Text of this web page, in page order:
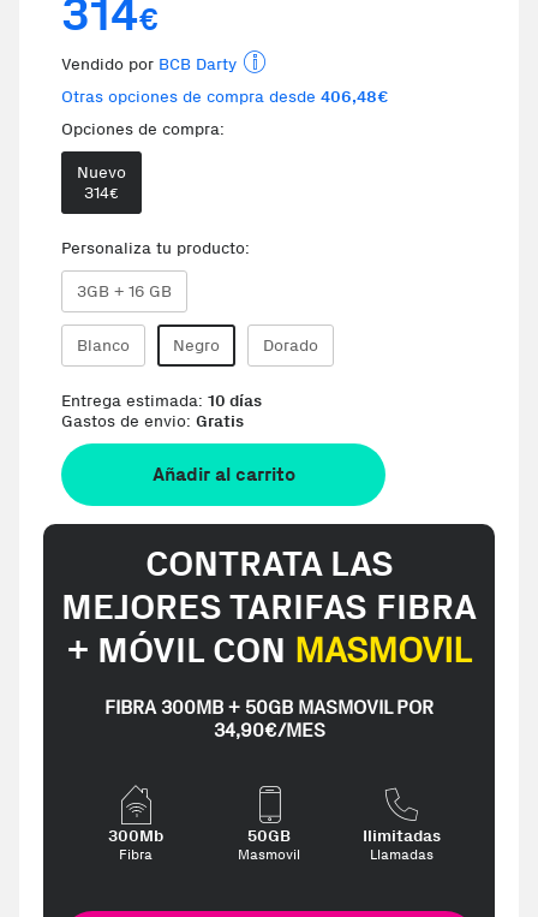
314€
Vendido por BCB Darty
Otras opciones de compra desde 406,48€
Opciones de compra:
Nuevo
314€
Personaliza tu producto:
3GB + 16 GB
Blanco Negro Dorado
Entrega estimada: 10 días
Gastos de envio: Gratis
Añadir al carrito
CONTRATA LAS
MEJORES TARIFAS FIBRA
+ MÓVIL CON MASMOVIL
FIBRA 300MB + 50GB MASMOVIL POR
34,90€/MES
300Mb
Fibra
50GB
Masmovil
Ilimitadas
Llamadas